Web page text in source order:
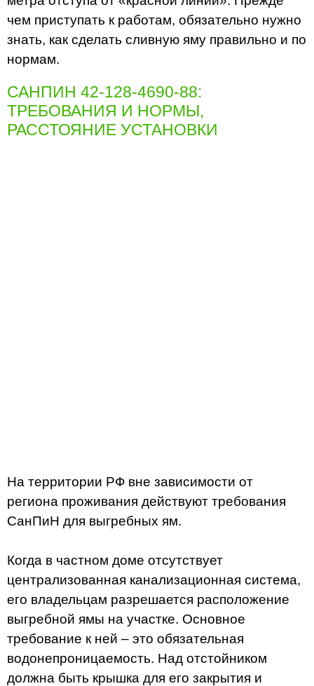
чем приступать к работам, обязательно нужно
знать, как сделать сливную яму правильно и по
нормам.
САНПИН 42-128-4690-88:
ТРЕБОВАНИЯ И НОРМЫ,
РАССТОЯНИЕ УСТАНОВКИ
На территории РФ вне зависимости от
региона проживания действуют требования
СанПиН для выгребных ям.
Когда в частном доме отсутствует
централизованная канализационная система,
его владельцам разрешается расположение
выгребной ямы на участке. Основное
требование к ней – это обязательная
водонепроницаемость. Над отстойником
должна быть крышка для его закрытия и